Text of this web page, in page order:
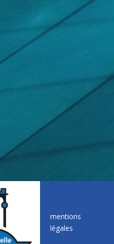
mentions
légales